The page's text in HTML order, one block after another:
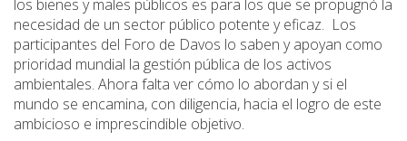
los bienes y males públicos es para los que se propugnó la
necesidad de un sector público potente y eficaz. Los
participantes del Foro de Davos lo saben y apoyan como
prioridad mundial la gestión pública de los activos
ambientales. Ahora falta ver cómo lo abordan y si el
mundo se encamina, con diligencia, hacia el logro de este
ambicioso e imprescindible objetivo.